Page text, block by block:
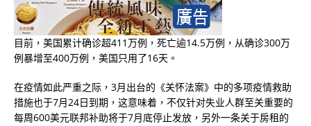
目前，美国累计确诊超411万例，死亡逾14.5万例，从确诊300万
例暴增至400万例，美国只用了16天。
在疫情如此严重之际，3月出台的《关怀法案》中的多项疫情救助
措施也于7月24日到期，这意味着，不仅针对失业人群至关重要的
每周600美元联邦补助将于7月底停止发放，另外一条关于房租的